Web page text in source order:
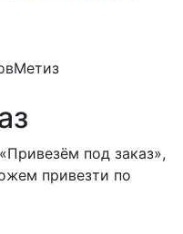
под заказ»,
привезти по